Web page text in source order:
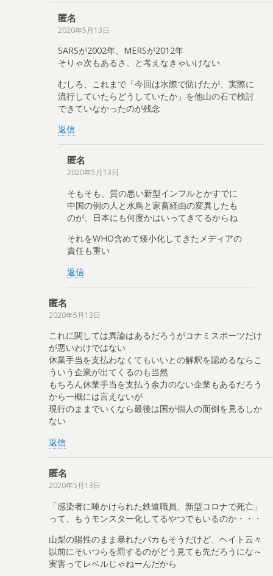
匿名
2020年5月13日
SARSが2002年、MERSが2012年
そりゃ次もあるさ、と考えなきゃいけない
むしろ、これまで「今回は水際で防げたが、実際に
流行していたらどうしていたか」を他山の石で検討
できていなかったのが残念
返信
匿名
2020年5月13日
そもそも、質の悪い新型インフルとかすでに
中国の例の人と水鳥と家畜経由の変異したも
のが、日本にも何度かはいってきてるからね
それをWHO含めて矮小化してきたメディアの
責任も重い
返信
匿名
2020年5月13日
これに関しては異論はあるだろうがコナミスポーツだけ
が悪いわけではない
休業手当を支払わなくてもいいとの解釈を認めるならこ
ういう企業が出てくるのも当然
もちろん休業手当を支払う余力のない企業もあるだろう
から一概には言えないが
現行のままでいくなら最後は国が個人の面倒を見るしか
ない
返信
匿名
2020年5月13日
「感染者に唾かけられた鉄道職員、新型コロナで死亡」
って、もうモンスター化してるやつでもいるのか・・・
山梨の陽性のまま暴れたバカもそうだけど、ヘイト云々
以前にそいつらを罰するのがどう見ても先だろうにな～
実害ってレベルじゃねーんだから